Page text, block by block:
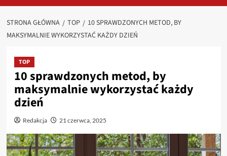
STRONA GŁÓWNA TOP
10 SPRAWDZONYCH METOD, BY
MAKSYMALNIE WYKORZYSTAĆ KAŻDY DZIEŃ
TOP
10 sprawdzonych metod, by
maksymalnie wykorzystać każdy
dzień
Redakcja 21 czerwca, 2025